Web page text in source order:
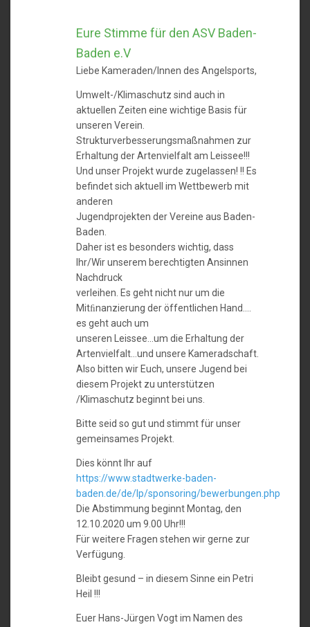
Eure Stimme für den ASV Baden-
Baden e.V
Liebe Kameraden/Innen des Angelsports,
Umwelt-/Klimaschutz sind auch in
aktuellen Zeiten eine wichtige Basis für
unseren Verein.
Strukturverbesserungsmaßnahmen zur
Erhaltung der Artenvielfalt am Leissee!!!
Und unser Projekt wurde zugelassen! !! Es
befindet sich aktuell im Wettbewerb mit
anderen
Jugendprojekten der Vereine aus Baden-
Baden.
Daher ist es besonders wichtig, dass
Ihr/Wir unserem berechtigten Ansinnen
Nachdruck
verleihen. Es geht nicht nur um die
Mitﬁnanzierung der öffentlichen Hand….
es geht auch um
unseren Leissee…um die Erhaltung der
Artenvielfalt…und unsere Kameradschaft.
Also bitten wir Euch, unsere Jugend bei
diesem Projekt zu unterstützen
/Klimaschutz beginnt bei uns.
Bitte seid so gut und stimmt für unser
gemeinsames Projekt.
Dies könnt Ihr auf
https://www.stadtwerke-baden-
baden.de/de/lp/sponsoring/bewerbungen.php
Die Abstimmung beginnt Montag, den
12.10.2020 um 9.00 Uhr!!!
Für weitere Fragen stehen wir gerne zur
Verfügung.
Bleibt gesund – in diesem Sinne ein Petri
Heil !!!
Euer Hans-Jürgen Vogt im Namen des